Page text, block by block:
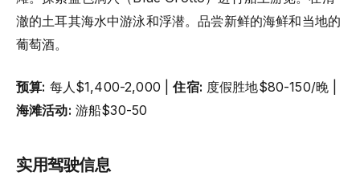
澈的土耳其海水中游泳和浮潜。品尝新鲜的海鲜和当地的
葡萄酒。
预算: 每人$1,400-2,000 |住宿: 度假胜地$80-150/晚 |
海滩活动: 游船$30-50
实用驾驶信息